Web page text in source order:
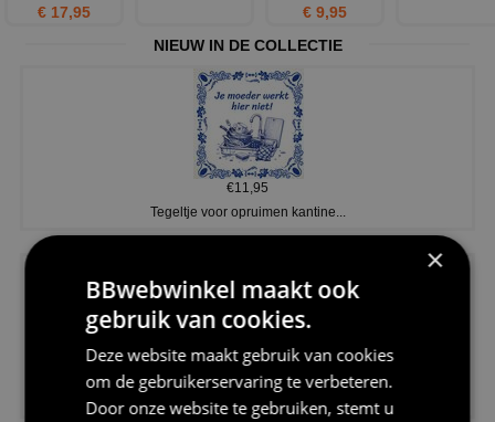
€ 17,95
€ 9,95
NIEUW IN DE COLLECTIE
€11,95
Tegeltje voor opruimen kantine...
€20,95
Shirtje de koek is nog niet op...
×
BBwebwinkel maakt ook
gebruik van cookies.
Deze website maakt gebruik van cookies
om de gebruikerservaring te verbeteren.
Door onze website te gebruiken, stemt u